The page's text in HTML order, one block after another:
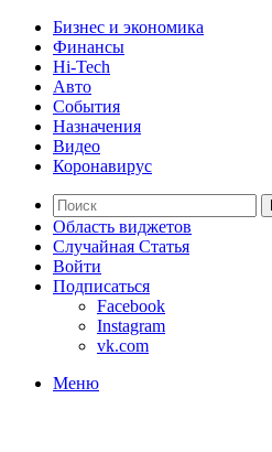
Бизнес и экономика
Финансы
Hi-Tech
Авто
События
Назначения
Видео
Коронавирус
Область виджетов
Случайная Статья
Войти
Подписаться
Facebook
Instagram
vk.com
Меню